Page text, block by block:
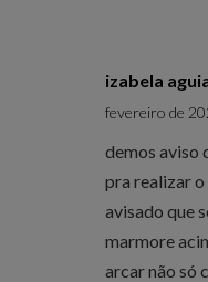
izabela
fevereiro de
demos aviso
pra realizar
avisado que
marmore
arcar não só